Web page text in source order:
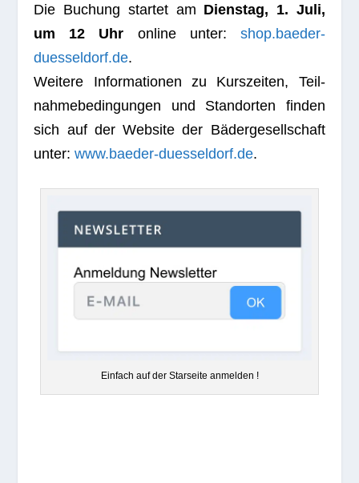
Die Buchung star­tet am Diens­tag, 1. Juli,
um 12 Uhr online unter: shop.baeder-
duesseldorf.de.
Wei­tere Infor­ma­tio­nen zu Kurs­zei­ten, Teil­
nah­me­be­din­gun­gen und Stand­or­ten fin­den
sich auf der Web­site der Bäder­ge­sell­schaft
unter:www.baeder-duesseldorf.de.
Ein­fach auf der Star­seite anmelden !